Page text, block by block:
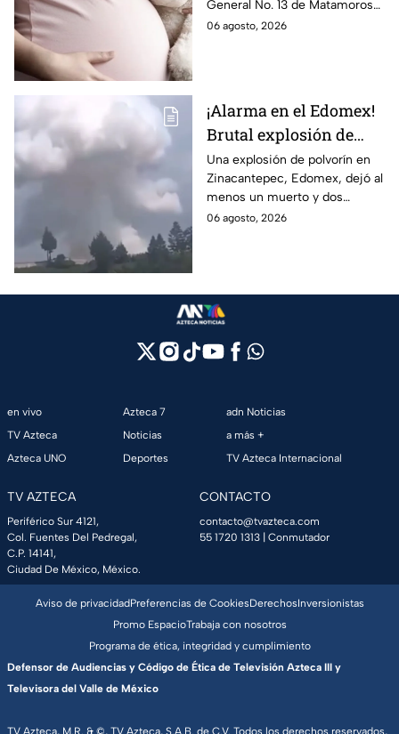
con Nohemí?
General No. 13 de Matamoros
tras complicaciones por un
06 agosto, 2026
¡Alarma en el Edomex!
Brutal explosión de
polvorín en Santa
María del Monte,
Zinacantepec; reportan
al menos un muerto y
Una explosión de polvorín en
Zinacantepec, Edomex, dejó al
menos un muerto y dos
heridos; autoridades atiende la
06 agosto, 2026
en vivo
TV Azteca
Azteca UNO
Azteca 7
Noticias
Deportes
adn Noticias
a más +
TV Azteca Internacional
TV AZTECA
Periférico Sur 4121,
Col. Fuentes Del Pedregal,
C.P. 14141,
Ciudad De México, México.
CONTACTO
contacto@tvazteca.com
55 1720 1313 | Conmutador
TV Azteca, M.R. & ©, TV Azteca, S.A.B. de C.V. Todos los derechos reservados,
Aviso de privacidadPreferencias de CookiesDerechosInversionistas
Promo EspacioTrabaja con nosotros
Programa de ética, integridad y cumplimiento
Defensor de Audiencias y Código de Ética de Televisión Azteca III y
Televisora del Valle de México